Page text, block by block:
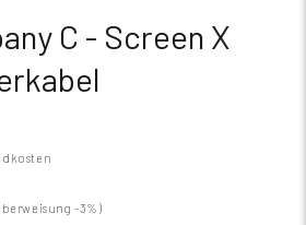
C - Screen X
-3%)